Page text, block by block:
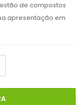
de compostos
apresentação em